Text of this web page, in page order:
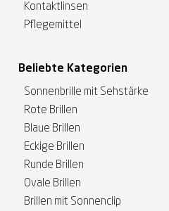
Kontaktlinsen
Pflegemittel
Beliebte Kategorien
Sonnenbrille mit Sehstärke
Rote Brillen
Blaue Brillen
Eckige Brillen
Runde Brillen
Ovale Brillen
Brillen mit Sonnenclip